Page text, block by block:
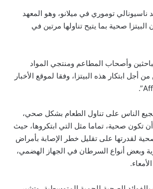
ناسيونالي توموري في ميلانو، وهو المعهد
صحية بما يتيح تناولها مرتين في
وأصحاب المطاعم ومنتجي المواد
أجل ابتكار هذه البيتزا، وفقا لموقع الأخبار
الناس على تناول الطعام بشكل صحي،
تكون صحية، تماما مثل التي ابتكروها، حيث
لقدرتها على تقليل خطر الإصابة بأمراض
وبعض أنواع السرطان في الجهاز الهضمي،